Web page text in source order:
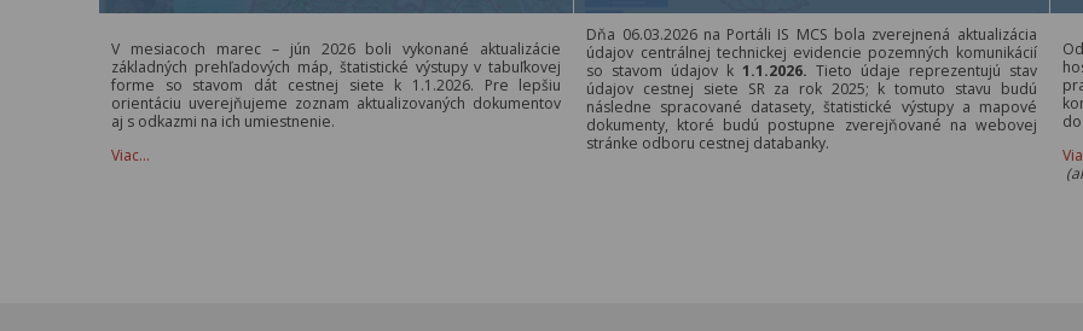
V mesiacoch marec – jún 2026 boli vykonané aktualizácie
základných prehľadových máp, štatistické výstupy v tabuľkovej
forme so stavom dát cestnej siete k 1.1.2026. Pre lepšiu
orientáciu uverejňujeme zoznam aktualizovaných dokumentov
aj s odkazmi na ich umiestnenie.
Viac…
Dňa 06.03.2026 na Portáli IS MCS bola zverejnená aktualizácia
údajov centrálnej technickej evidencie pozemných komunikácií
so stavom údajov k 1.1.2026. Tieto údaje reprezentujú stav
údajov cestnej siete SR za rok 2025; k tomuto stavu budú
následne spracované datasety, štatistické výstupy a mapové
dokumenty, ktoré budú postupne zverejňované na webovej
stránke odboru cestnej databanky.